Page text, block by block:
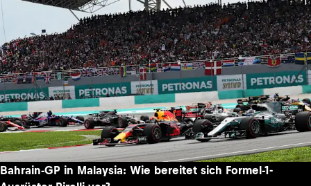
Bahrain-GP in Malaysia: Wie bereitet sich Formel-1-